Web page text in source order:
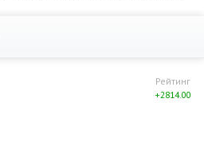
Рейтинг
+2814.00